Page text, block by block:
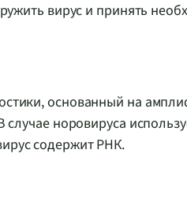
вирус и принять
основанный на
норовируса
содержит РНК.